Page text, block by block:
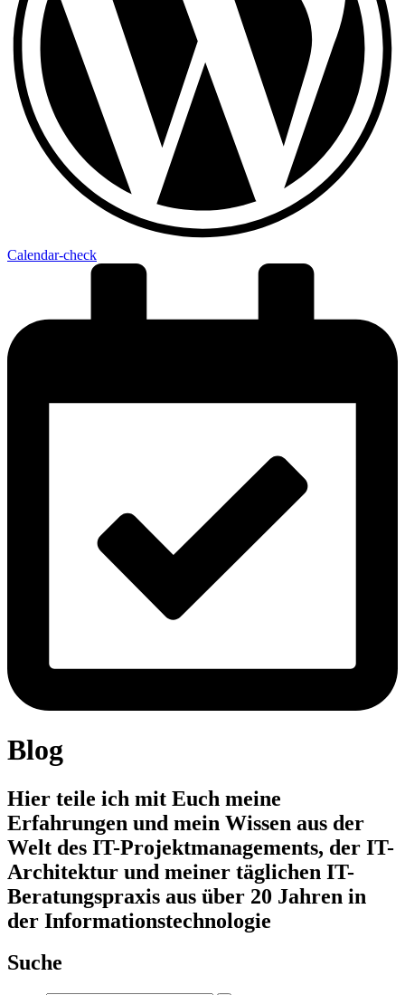
Calendar-check
Blog
Hier teile ich mit Euch meine
Erfahrungen und mein Wissen aus der
Welt des IT-Projektmanagements, der IT-
Architektur und meiner täglichen IT-
Beratungspraxis aus über 20 Jahren in
der Informationstechnologie
Suche